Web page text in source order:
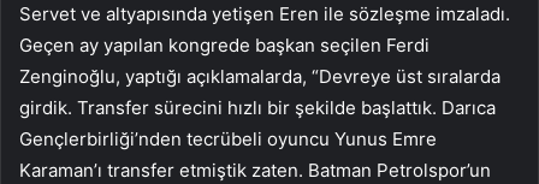
Servet ve altyapısında yetişen Eren ile sözleşme imzaladı.
Geçen ay yapılan kongrede başkan seçilen Ferdi
Zenginoğlu, yaptığı açıklamalarda, “Devreye üst sıralarda
girdik. Transfer sürecini hızlı bir şekilde başlattık. Darıca
Gençlerbirliği’nden tecrübeli oyuncu Yunus Emre
Karaman’ı transfer etmiştik zaten. Batman Petrolspor’un